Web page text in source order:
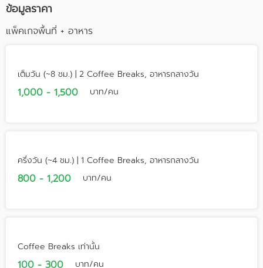
ข้อมูลราคา
แพ็คเกจพื้นที่ + อาหาร
เต็มวัน (~8 ชม.) | 2 Coffee Breaks, อาหารกลางวัน
1,000 - 1,500 บาท/คน
ครึ่งวัน (~4 ชม.) | 1 Coffee Breaks, อาหารกลางวัน
800 - 1,200 บาท/คน
Coffee Breaks เท่านั้น
100 - 300 บาท/คน